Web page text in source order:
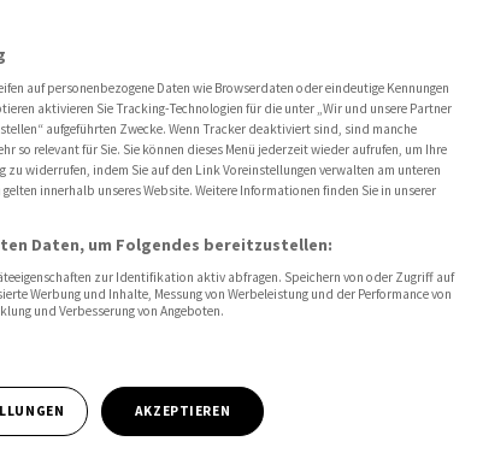
auf personenbezogene Daten wie Browserdaten oder eindeutige Kennungen
aktivieren Sie Tracking-Technologien für die unter „Wir und unsere Partner
aufgeführten Zwecke. Wenn Tracker deaktiviert sind, sind manche
so relevant für Sie. Sie können dieses Menü jederzeit wieder aufrufen, um Ihre
widerrufen, indem Sie auf den Link Voreinstellungen verwalten am unteren
innerhalb unseres Website. Weitere Informationen finden Sie in unserer
Daten, um Folgendes bereitzustellen:
zur Identifikation aktiv abfragen. Speichern von oder Zugriff auf
Werbung und Inhalte, Messung von Werbeleistung und der Performance von
und Verbesserung von Angeboten.
AKZEPTIEREN